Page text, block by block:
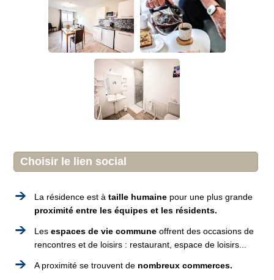
Choisir le lien social
La résidence est àtaille humaine pour une plus grande
proximité entre les équipes et les résidents.
Lesespaces de vie commune offrent des occasions de
rencontres et de loisirs : restaurant, espace de loisirs...
A proximité se trouvent de nombreux commerces.